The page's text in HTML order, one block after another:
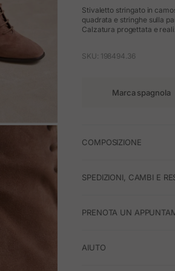
Stivaletto stringato in
quadrata e stringhe sulla
Calzatura progettata e
SKU: 198494.36
Marca spagnola
COMPOSIZIONE
SPEDIZIONI, CAMBI E
PRENOTA UN
AIUTO